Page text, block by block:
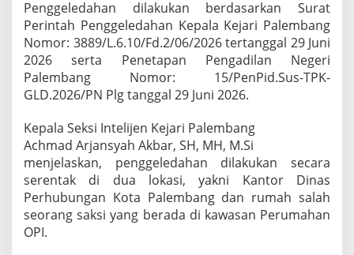
k
s
i
r
a
i
t
D
u
g
a
Penggeledahan dilakukan berdasarkan Surat
Perintah Penggeledahan Kepala Kejari Palembang
Nomor: 3889/L.6.10/Fd.2/06/2026 tertanggal 29 Juni
2026 serta Penetapan Pengadilan Negeri
Palembang Nomor: 15/PenPid.Sus-TPK-
GLD.2026/PN Plg tanggal 29 Juni 2026.
Kepala Seksi Intelijen Kejari Palembang
Achmad Arjansyah Akbar, SH, MH, M.Si
menjelaskan, penggeledahan dilakukan secara
serentak di dua lokasi, yakni Kantor Dinas
Perhubungan Kota Palembang dan rumah salah
seorang saksi yang berada di kawasan Perumahan
OPI.